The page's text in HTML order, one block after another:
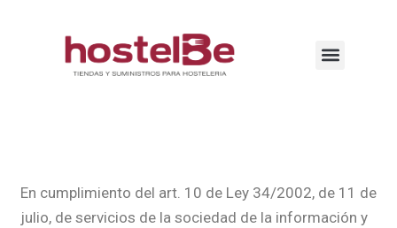
En cumplimiento del art. 10 de Ley 34/2002, de 11 de
julio, de servicios de la sociedad de la información y